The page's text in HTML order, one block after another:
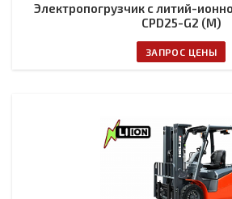
Электропогрузчик с литий-
CPD25-G2 (M)
ЗАПРОС ЦЕНЫ